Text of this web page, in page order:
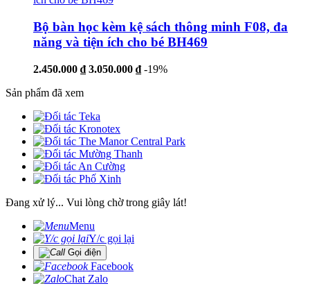
Bộ bàn học kèm kệ sách thông minh F08, đa
năng và tiện ích cho bé BH469
2.450.000 ₫ 3.050.000 ₫ -19%
Sản phẩm đã xem
Đang xử lý... Vui lòng chờ trong giây lát!
Menu
Y/c gọi lại
Gọi điện
Facebook
Chat Zalo